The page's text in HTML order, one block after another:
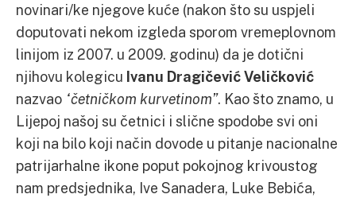
novinari/ke njegove kuće (nakon što su uspjeli
doputovati nekom izgleda sporom vremeplovnom
linijom iz 2007. u 2009. godinu) da je dotični
njihovu kolegicu Ivanu Dragičević Veličković
nazvao “četničkom kurvetinom”. Kao što znamo, u
Lijepoj našoj su četnici i slične spodobe svi oni
koji na bilo koji način dovode u pitanje nacionalne
patrijarhalne ikone poput pokojnog krivoustog
nam predsjednika, Ive Sanadera, Luke Bebića,